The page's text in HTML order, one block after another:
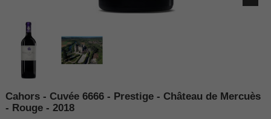
Cahors - Cuvée 6666 - Prestige - Château de Mercuès
- Rouge - 2018